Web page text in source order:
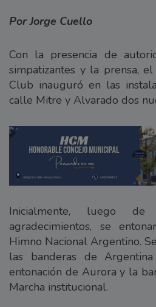
Por Jorge Cuello
Con la presencia de
simpatizantes y la prensa,
Club inauguró en las
calle Mitre y Alvarado dos
Inicialmente, luego
agradecimientos, se
Himno Nacional Argentino.
las banderas de
entonación de Aurora y la
Marcha institucional.